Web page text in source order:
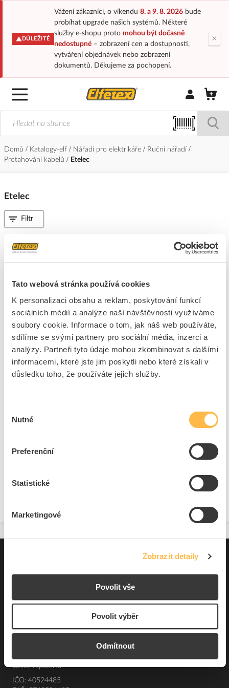
Tato webová stránka používá cookies
K personalizaci obsahu a reklam, poskytování funkcí
sociálních médií a analýze naší návštěvnosti využíváme
soubory cookie. Informace o tom, jak náš web používáte,
sdílíme se svými partnery pro sociální média, inzerci a
analýzy. Partneři tyto údaje mohou zkombinovat s dalšími
informacemi, které jste jim poskytli nebo které získali v
důsledku toho, že používáte jejich služby.
souhlasu
Nutné
Preferenční
Statistické
Marketingové
Zobrazit detaily
Povolit vše
Povolit výběr
Odmítnout
DŮLEŽITÉ
Vážení zákazníci, o víkendu 8. a 9. 8. 2026bude
probíhat upgrade našich systémů. Některé
služby e-shopu proto mohou být dočasně
nedostupné– zobrazení cen a dostupnosti,
vytváření objednávek nebo zobrazení
dokumentů. Děkujeme za pochopení.
×
Přihlásit/
Domů Katalogy-elf Nářadí pro elektrikáře
Ruční nářadí
Protahování kabelů
Etelec
Etelec
1 položka
ETELEC Gel FLO 950 mazivo na protahování kabelů
EAN
8033501680633
Kód výrobce
1055901
Značka
ETELEC
Cena s DPH 355,26 Kč/ks
Přidat k porovnání
Zobrazit
Filtr
O nás
Elfetex, spol. s r.o.
Česká republika
IČO: 40524485